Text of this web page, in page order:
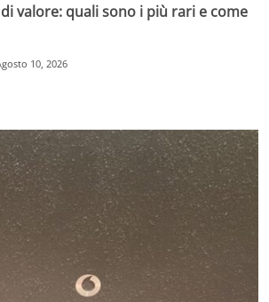
valore: quali sono i più rari e come
10, 2026